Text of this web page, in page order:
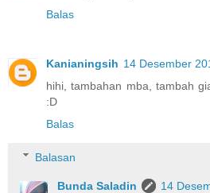
Balas
Kanianingsih 14 Desember
hihi, tambahan mba, tambah
:D
Balas
Balasan
Bunda Saladin
14